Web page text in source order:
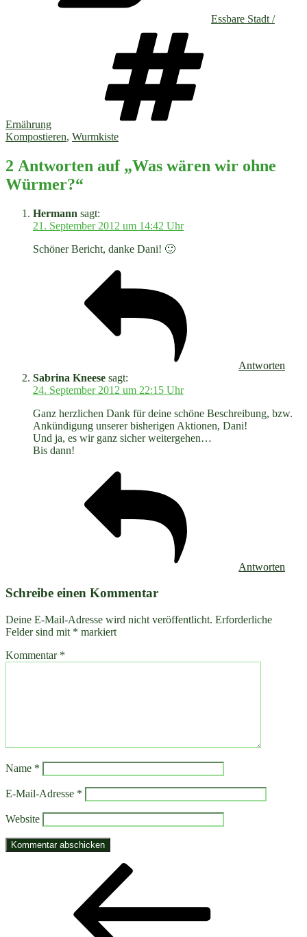
Essbare Stadt /
Ernährung
Kompostieren, Wurmkiste
2 Antworten auf „Was wären wir ohne
Würmer?“
Hermann sagt:
21. September 2012 um 14:42 Uhr
Schöner Bericht, danke Dani! 🙂
Antworten
Sabrina Kneese sagt:
24. September 2012 um 22:15 Uhr
Ganz herzlichen Dank für deine schöne Beschreibung, bzw.
Ankündigung unserer bisherigen Aktionen, Dani!
Und ja, es wir ganz sicher weitergehen…
Bis dann!
Antworten
Schreibe einen Kommentar
Deine E-Mail-Adresse wird nicht veröffentlicht. Erforderliche
Felder sind mit * markiert
Kommentar *
Name *
E-Mail-Adresse *
Website
Beitragsnavigation